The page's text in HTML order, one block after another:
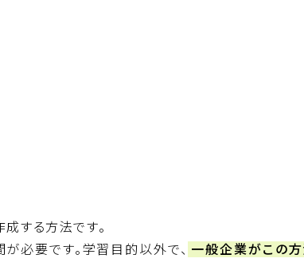
する方法です。
必要です。学習目的以外で、 一般企業がこの